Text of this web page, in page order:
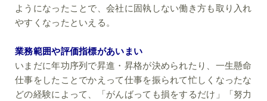
ようになったことで、会社に固執しない働き方も取り入れ
やすくなったといえる。
業務範囲や評価指標があいまい
いまだに年功序列で昇進・昇格が決められたり、一生懸命
仕事をしたことでかえって仕事を振られて忙しくなったな
どの経験によって、「がんばっても損をするだけ」「努力